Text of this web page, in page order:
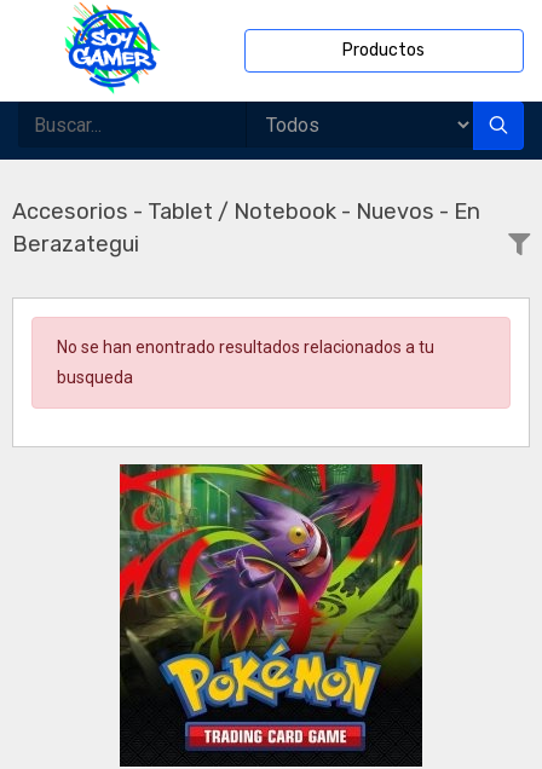
Productos
Accesorios - Tablet / Notebook - Nuevos - En
Berazategui
No se han enontrado resultados relacionados a tu
busqueda